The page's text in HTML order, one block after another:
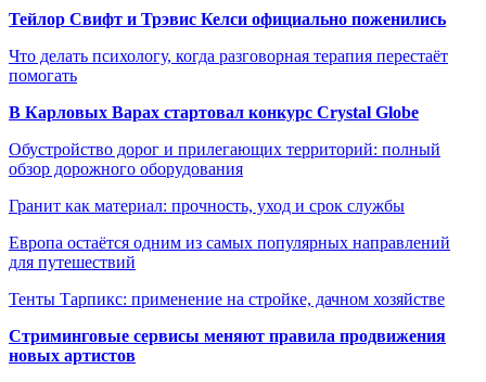
Тейлор Свифт и Трэвис Келси официально поженились
Что делать психологу, когда разговорная терапия перестаёт
помогать
В Карловых Варах стартовал конкурс Crystal Globe
Обустройство дорог и прилегающих территорий: полный
обзор дорожного оборудования
Гранит как материал: прочность, уход и срок службы
Европа остаётся одним из самых популярных направлений
для путешествий
Тенты Тарпикс: применение на стройке, дачном хозяйстве
Стриминговые сервисы меняют правила продвижения
новых артистов